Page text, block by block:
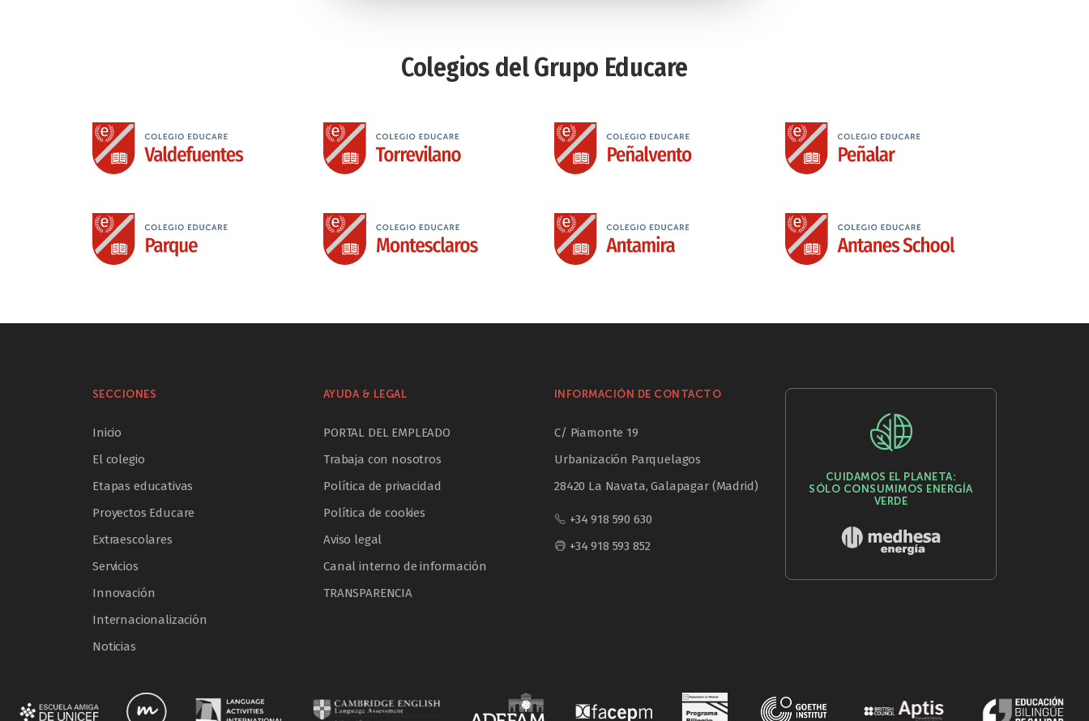
Colegios del Grupo Educare
SECCIONES
Inicio
El colegio
Etapas educativas
Proyectos Educare
Extraescolares
Servicios
Innovación
Internacionalización
Noticias
AYUDA & LEGAL
PORTAL DEL EMPLEADO
Trabaja con nosotros
Política de privacidad
Política de cookies
Aviso legal
Canal interno de información
TRANSPARENCIA
INFORMACIÓN DE CONTACTO
C/ Piamonte 19
Urbanización Parquelagos
28420 La Navata, Galapagar (Madrid)
+34 918 590 630
+34 918 593 852
CUIDAMOS EL PLANETA:
SÓLO CONSUMIMOS ENERGÍA
VERDE